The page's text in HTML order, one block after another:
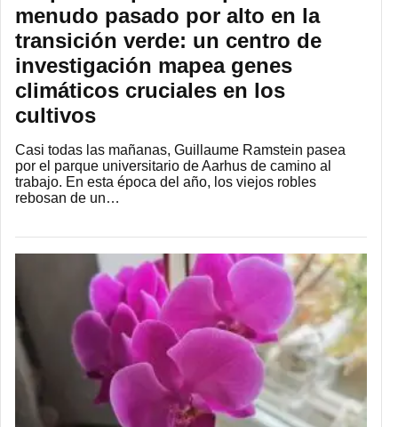
menudo pasado por alto en la
transición verde: un centro de
investigación mapea genes
climáticos cruciales en los
cultivos
Casi todas las mañanas, Guillaume Ramstein pasea
por el parque universitario de Aarhus de camino al
trabajo. En esta época del año, los viejos robles
rebosan de un…